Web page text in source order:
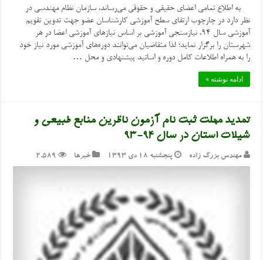
به اطلاع تمامی اعضای حقیقی و حقوقی می‌رساند، سازمان نظام مهندسی در
نظر دارد در چارچوب ارتقای سطح آموزشی کارشناسان عضو جهت تدوین تقویم
آموزشی سال 94، نیازسنجی آموزشی بر اساس نیازهای آموزشی اعضا در هر
شهرستان را برگزار نماید؛ لذا متقاضیان می‌توانند دوره‌های آموزشی مورد نیاز خود
را به همراه اطلاعات کامل دوره و اساتید پیشنهادی و محل …
ادامه نوشته »
تمدید مهلت ثبت نام آزمون ناظرین منابع طبیعی و
شیلات استان در سال ۹۴-۹۳
مهندس بزرگ زاده پنجشنبه ۱۸ دی ۱۳۹۳ خبرها 2,589